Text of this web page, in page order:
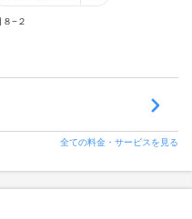
−２
全ての料金・サービスを見る